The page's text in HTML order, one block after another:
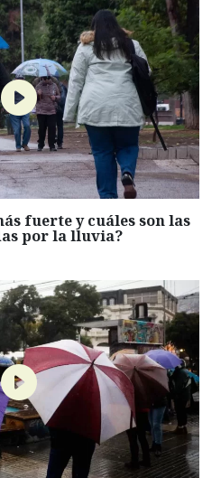
fuerte y cuáles son las
por la lluvia?